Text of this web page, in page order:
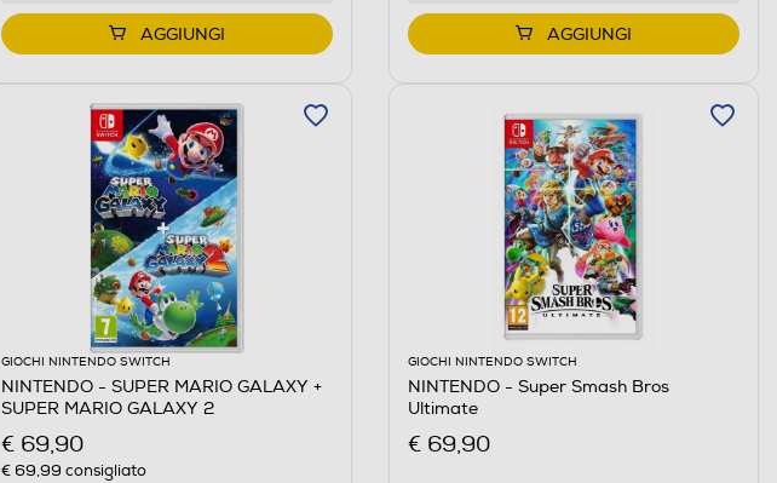
AGGIUNGI AGGIUNGI
GIOCHI NINTENDO SWITCH
NINTENDO - SUPER MARIO GALAXY +
SUPER MARIO GALAXY 2
€ 69,90
€ 69,99 consigliato
GIOCHI NINTENDO SWITCH
NINTENDO - Super Smash Bros
Ultimate
€ 69,90